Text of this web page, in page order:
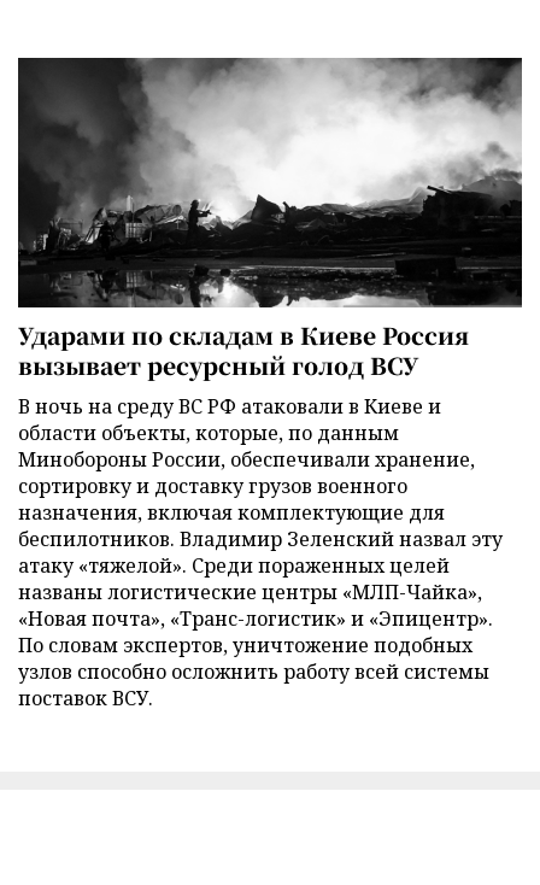
Ударами по складам в Киеве Россия
вызывает ресурсный голод ВСУ
В ночь на среду ВС РФ атаковали в Киеве и
области объекты, которые, по данным
Минобороны России, обеспечивали хранение,
сортировку и доставку грузов военного
назначения, включая комплектующие для
беспилотников. Владимир Зеленский назвал эту
атаку «тяжелой». Среди пораженных целей
названы логистические центры «МЛП-Чайка»,
«Новая почта», «Транс-логистик» и «Эпицентр».
По словам экспертов, уничтожение подобных
узлов способно осложнить работу всей системы
поставок ВСУ.